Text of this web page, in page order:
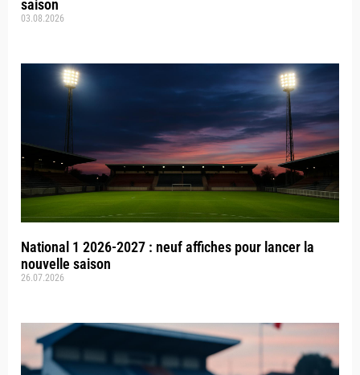
saison
03.08.2026
National 1 2026-2027 : neuf affiches pour lancer la
nouvelle saison
26.07.2026